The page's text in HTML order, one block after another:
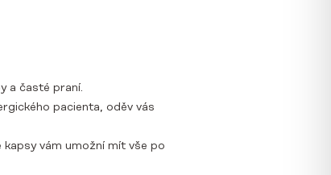
a časté praní.
pacienta, oděv vás
vám umožní mít vše po